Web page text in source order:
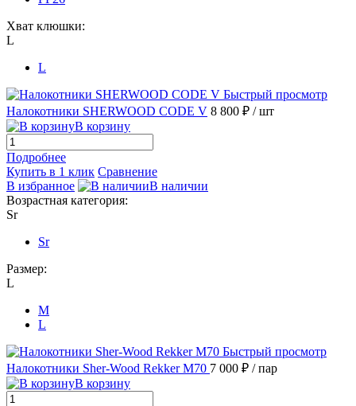
Хват клюшки:
L
L
Быстрый просмотр
Налокотники SHERWOOD CODE V 8 800 ₽ / шт
В корзину
Подробнее
Купить в 1 клик Сравнение
В избранное
В наличии
Возрастная категория:
Sr
Sr
Размер:
L
M
L
Быстрый просмотр
Налокотники Sher-Wood Rekker M70 7 000 ₽ / пар
В корзину